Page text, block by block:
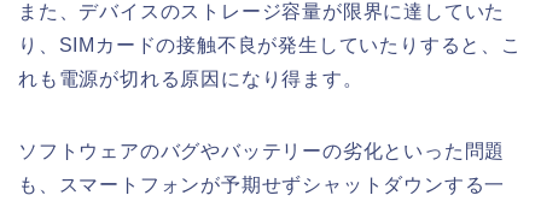
また、デバイスのストレージ容量が限界に達していた
り、SIMカードの接触不良が発生していたりすると、こ
れも電源が切れる原因になり得ます。
ソフトウェアのバグやバッテリーの劣化といった問題
も、スマートフォンが予期せずシャットダウンする一